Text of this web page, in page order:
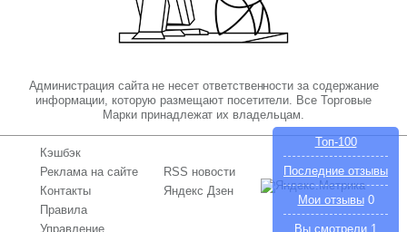
Администрация сайта не несет ответственности за содержание
информации, которую размещают посетители. Все Торговые
Марки принадлежат их владельцам.
Кэшбэк
Реклама на сайте
Контакты
Правила
Управление
RSS новости
Яндекс Дзен
Топ-100
Последние отзывы
Мои отзывы0
Вы смотрели 1